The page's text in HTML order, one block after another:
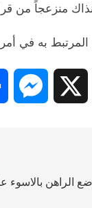
منزعجاً من
به في
Snapchat
الراهن بالاسوء